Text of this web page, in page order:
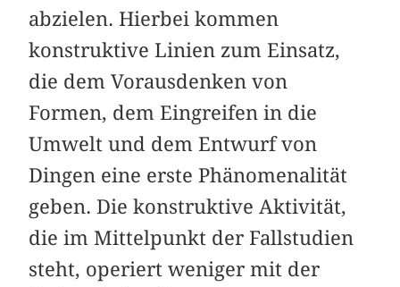
abzielen. Hierbei kommen
konstruktive Linien zum Einsatz,
die dem Vorausdenken von
Formen, dem Eingreifen in die
Umwelt und dem Entwurf von
Dingen eine erste Phänomenalität
geben. Die konstruktive Aktivität,
die im Mittelpunkt der Fallstudien
steht, operiert weniger mit der